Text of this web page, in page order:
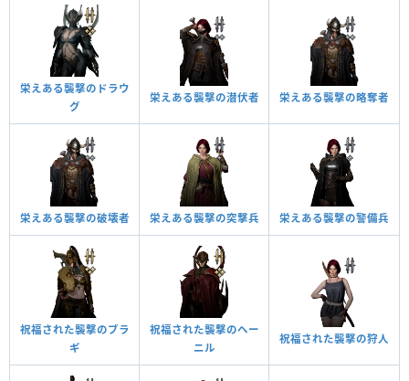
栄えある襲撃のドラウ
グ
栄えある襲撃の潜伏者 栄えある襲撃の略奪者
栄えある襲撃の破壊者 栄えある襲撃の突撃兵 栄えある襲撃の警備兵
祝福された襲撃のブラ
ギ
祝福された襲撃のヘー
ニル
祝福された襲撃の狩人